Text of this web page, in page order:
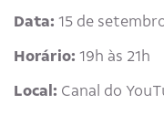
Data: 15 de
Horário: 19h às 21h
Local: Canal do